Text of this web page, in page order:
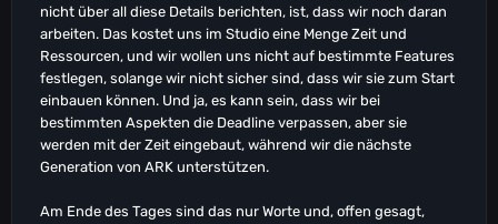
nicht über all diese Details berichten, ist, dass wir noch daran
arbeiten. Das kostet uns im Studio eine Menge Zeit und
Ressourcen, und wir wollen uns nicht auf bestimmte Features
festlegen, solange wir nicht sicher sind, dass wir sie zum Start
einbauen können. Und ja, es kann sein, dass wir bei
bestimmten Aspekten die Deadline verpassen, aber sie
werden mit der Zeit eingebaut, während wir die nächste
Generation von ARK unterstützen.
Am Ende des Tages sind das nur Worte und, offen gesagt,